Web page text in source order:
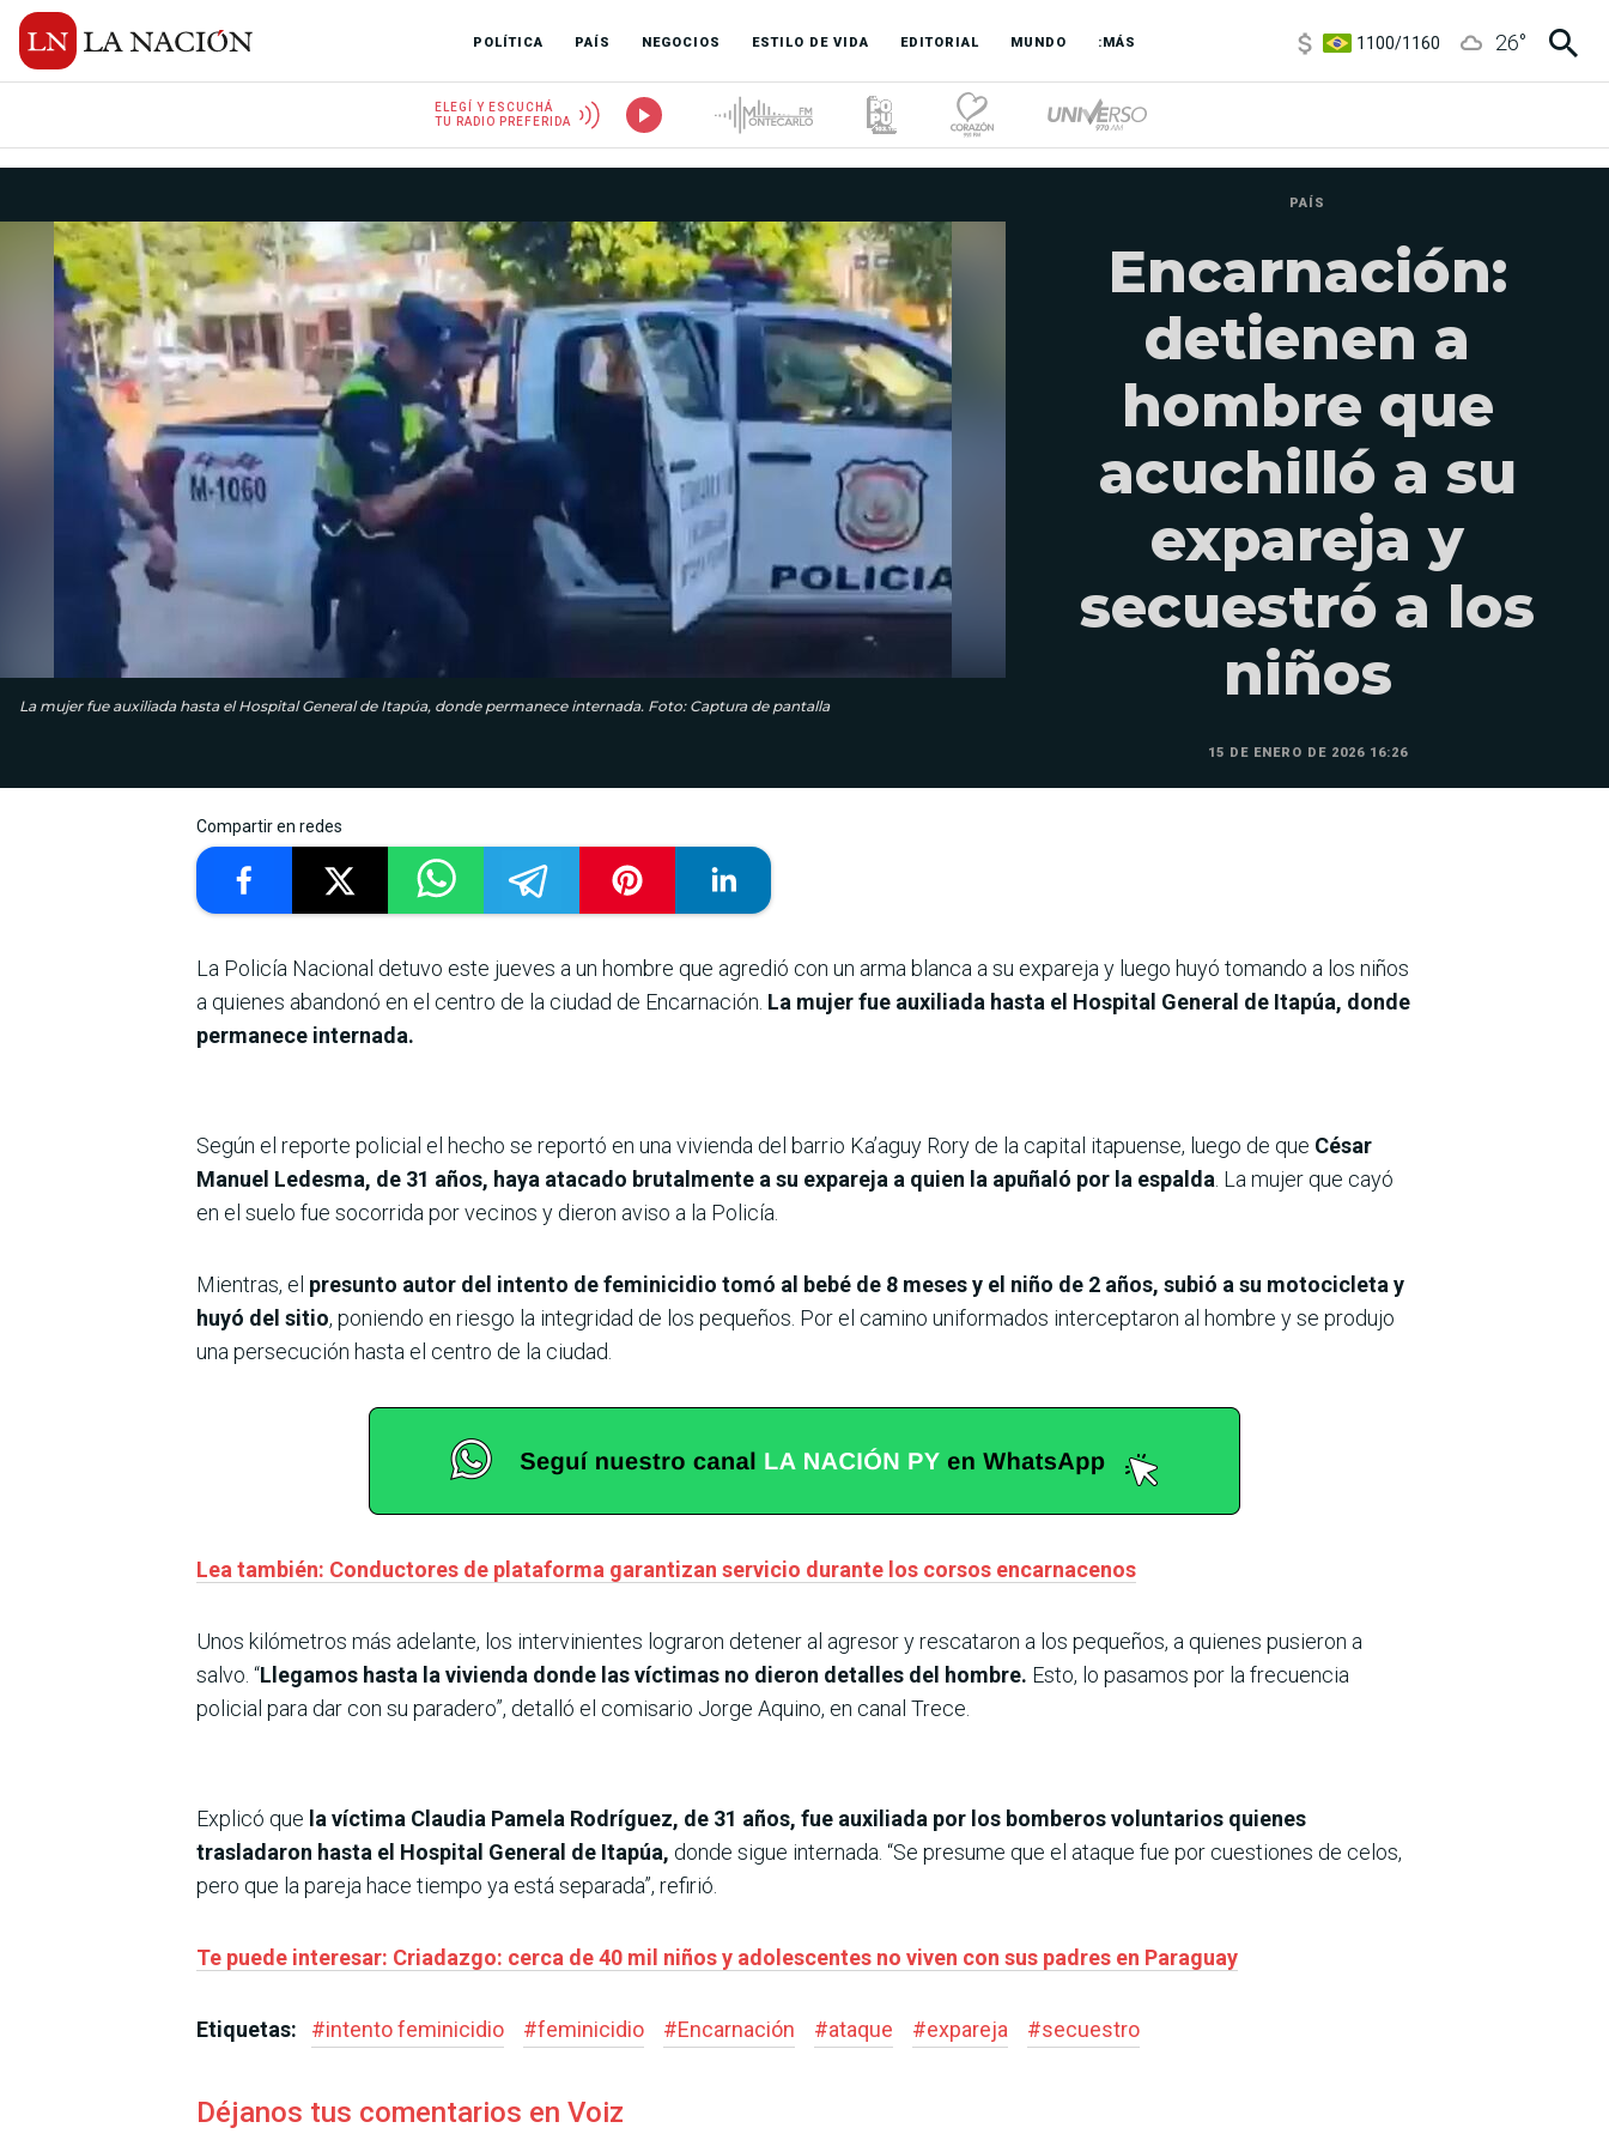
POLÍTICA PAÍS NEGOCIOS ESTILO DE VIDA EDITORIAL MUNDO :MÁS
3,8/4
26°
ELEGÍ Y ESCUCHÁ
TU RADIO PREFERIDA
La mujer fue auxiliada hasta el Hospital General de Itapúa, donde permanece internada. Foto: Captura de pantalla
PAÍS
Encarnación:
detienen a
hombre que
acuchilló a su
expareja y
secuestró a los
niños
15 DE ENERO DE 2026 16:26
Compartir en redes
La Policía Nacional detuvo este jueves a un hombre que agredió con un arma blanca a su expareja y luego huyó tomando a los niños
a quienes abandonó en el centro de la ciudad de Encarnación. La mujer fue auxiliada hasta el Hospital General de Itapúa, donde
permanece internada.
Según el reporte policial el hecho se reportó en una vivienda del barrio Ka’aguy Rory de la capital itapuense, luego de que César
Manuel Ledesma, de 31 años, haya atacado brutalmente a su expareja a quien la apuñaló por la espalda . La mujer que cayó
en el suelo fue socorrida por vecinos y dieron aviso a la Policía.
Mientras, el presunto autor del intento de feminicidio tomó al bebé de 8 meses y el niño de 2 años, subió a su motocicleta y
huyó del sitio, poniendo en riesgo la integridad de los pequeños. Por el camino uniformados interceptaron al hombre y se produjo
una persecución hasta el centro de la ciudad.
Lea también: Conductores de plataforma garantizan servicio durante los corsos encarnacenos
Unos kilómetros más adelante, los intervinientes lograron detener al agresor y rescataron a los pequeños, a quienes pusieron a
salvo. “Llegamos hasta la vivienda donde las víctimas no dieron detalles del hombre. Esto, lo pasamos por la frecuencia
policial para dar con su paradero”, detalló el comisario Jorge Aquino, en canal Trece.
Explicó que la víctima Claudia Pamela Rodríguez, de 31 años, fue auxiliada por los bomberos voluntarios quienes
trasladaron hasta el Hospital General de Itapúa, donde sigue internada. “Se presume que el ataque fue por cuestiones de celos,
pero que la pareja hace tiempo ya está separada”, refirió.
Te puede interesar: Criadazgo: cerca de 40 mil niños y adolescentes no viven con sus padres en Paraguay
Etiquetas: #intento feminicidio #feminicidio #Encarnación #ataque #expareja #secuestro
Déjanos tus comentarios en Voiz